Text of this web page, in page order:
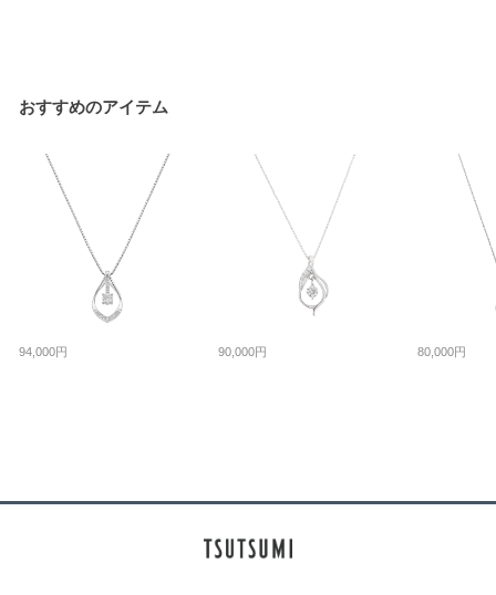
おすすめのアイテム
94,000円 90,000円 80,000円